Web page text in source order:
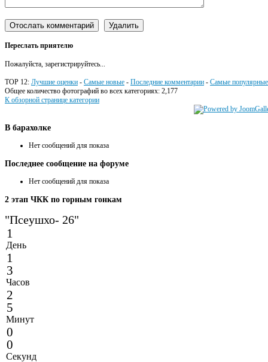
Переслать приятелю
Пожалуйста, зарегистрируйтесь...
TOP 12: Лучшие оценки - Самые новые - Последние комментарии - Самые популярные
Общее количество фотографий во всех категориях: 2,177
К обзорной странице категории
В барахолке
Нет сообщений для показа
Последнее сообщение на форуме
Нет сообщений для показа
2 этап ЧКК по горным гонкам
"Псеушхо- 26"
1
День
1
3
Часов
2
5
Минут
0
0
Секунд